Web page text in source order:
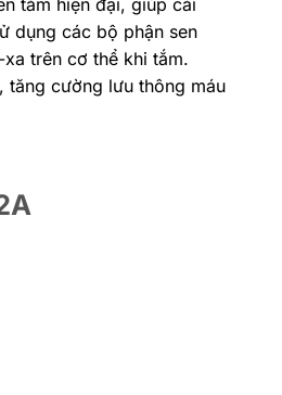
dụng các bộ phận sen
trên cơ thể khi tắm.
tăng cường lưu thông máu